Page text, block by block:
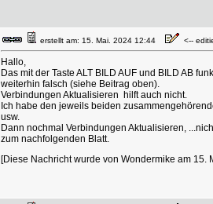
erstellt am: 15. Mai. 2024 12:44 <--
Hallo,
Das mit der Taste ALT BILD AUF und BILD AB
weiterhin falsch (siehe Beitrag oben).
Verbindungen Aktualisieren hilft auch nicht.
Ich habe den jeweils beiden
usw.
Dann nochmal Verbindungen Aktualisieren,
zum nachfolgenden Blatt.
[Diese Nachricht wurde von Wondermike am 15.